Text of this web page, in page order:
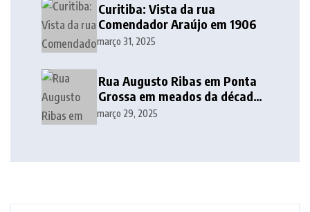
Curitiba: Vista da rua
Comendador Araújo em 1906
março 31, 2025
Rua Augusto Ribas em Ponta
Grossa em meados da década
de 1940
março 29, 2025